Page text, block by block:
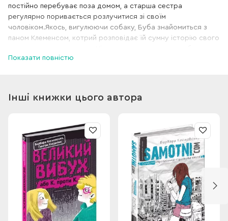
постійно перебуває поза домом, а старша сестра
регулярно поривається розлучитися зі своїм
чоловіком.Якось, вигулюючи собаку, Буба знайомиться з
паном Клеменсом, котрий розповідає їй сумну історію свого
зловісного Юзефа на прізвисько Сталін. Хіба тільки Буба.
Показати повністю
Інші книжки цього автора